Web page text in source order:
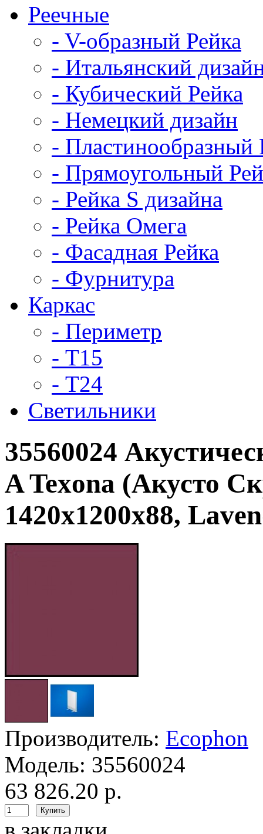
Реечные
- V-образный Рейка
- Итальянский
- Кубический Рейка
- Немецкий дизайн
- Пластинообразный
- Прямоугольный
- Рейка S дизайна
- Рейка Омега
- Фасадная Рейка
- Фурнитура
Каркас
- Периметр
- Т15
- Т24
Светильники
35560024
A Texona (Акусто
1420x1200x88,
Производитель: Ecophon
Модель: 35560024
63 826.20 р.